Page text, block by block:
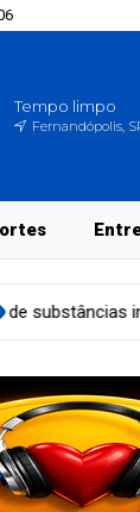
Tempo limpo
Fernandópolis,
emagrecimento